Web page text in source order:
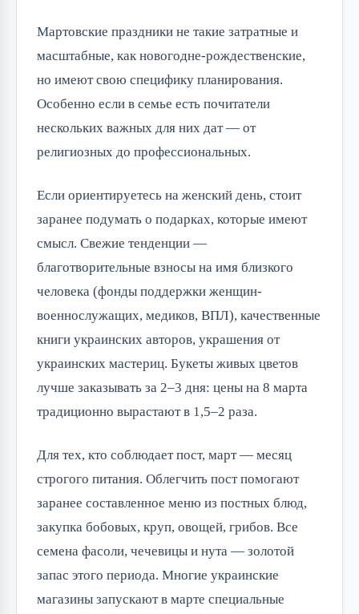
Мартовские праздники не такие затратные и
масштабные, как новогодне-рождественские,
но имеют свою специфику планирования.
Особенно если в семье есть почитатели
нескольких важных для них дат — от
религиозных до профессиональных.
Если ориентируетесь на женский день, стоит
заранее подумать о подарках, которые имеют
смысл. Свежие тенденции —
благотворительные взносы на имя близкого
человека (фонды поддержки женщин-
военнослужащих, медиков, ВПЛ), качественные
книги украинских авторов, украшения от
украинских мастериц. Букеты живых цветов
лучше заказывать за 2–3 дня: цены на 8 марта
традиционно вырастают в 1,5–2 раза.
Для тех, кто соблюдает пост, март — месяц
строгого питания. Облегчить пост помогают
заранее составленное меню из постных блюд,
закупка бобовых, круп, овощей, грибов. Все
семена фасоли, чечевицы и нута — золотой
запас этого периода. Многие украинские
магазины запускают в марте специальные